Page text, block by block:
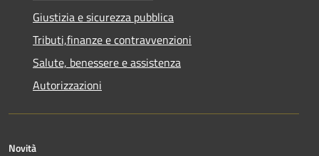
Giustizia e sicurezza pubblica
Tributi,finanze e contravvenzioni
Salute, benessere e assistenza
Autorizzazioni
Novità